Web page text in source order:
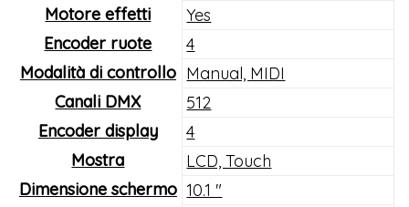
Motore effetti
Yes
Encoder ruote
4
Modalità di controllo Manual, MIDI
Canali DMX
512
Encoder display
4
Mostra
LCD, Touch
Dimensione schermo 10.1 "